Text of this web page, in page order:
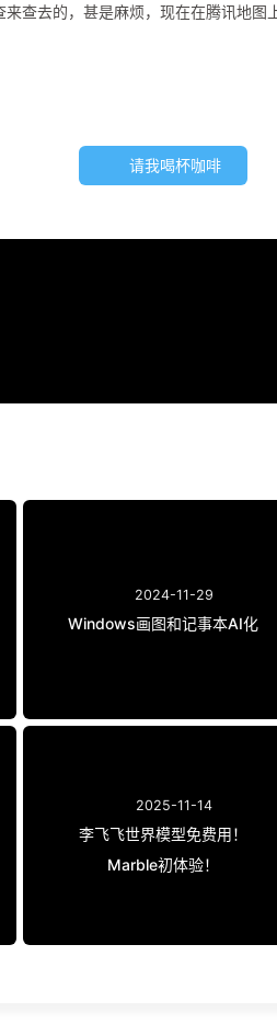
查去的，甚是麻烦，现在在腾讯地图
请我喝杯咖啡
2024-11-29
Windows画图和记事本AI化
2025-11-14
李飞飞世界模型免费用！
Marble初体验！